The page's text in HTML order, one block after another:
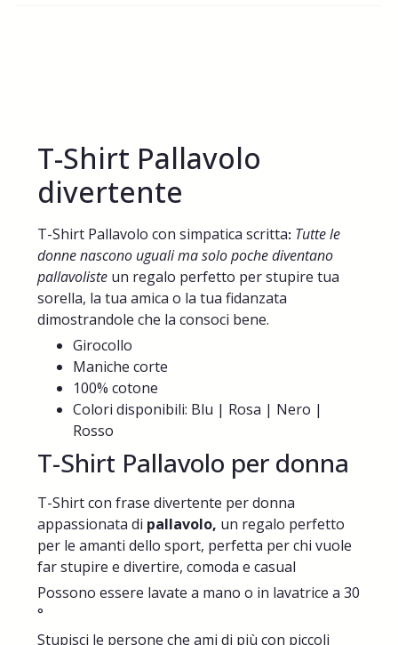
T-Shirt Pallavolo
divertente
T-Shirt Pallavolo con simpatica scritta: Tutte le
donne nascono uguali ma solo poche diventano
pallavoliste un regalo perfetto per stupire tua
sorella, la tua amica o la tua fidanzata
dimostrandole che la consoci bene.
Girocollo
Maniche corte
100% cotone
Colori disponibili: Blu | Rosa | Nero |
Rosso
T-Shirt Pallavolo per donna
T-Shirt con frase divertente per donna
appassionata di pallavolo, un regalo perfetto
per le amanti dello sport, perfetta per chi vuole
far stupire e divertire, comoda e casual
Possono essere lavate a mano o in lavatrice a 30
°
Stupisci le persone che ami di più con piccoli